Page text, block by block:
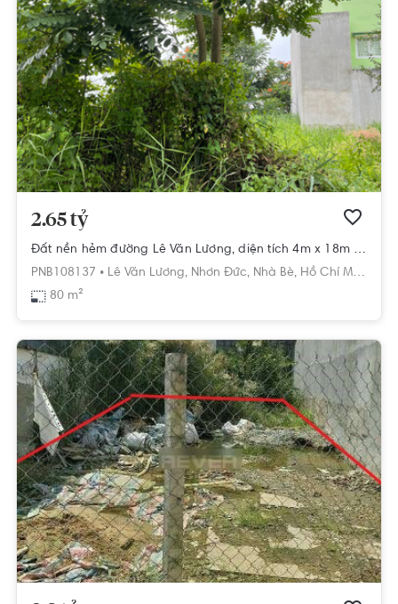
2.65 tỷ
Đất nền hẻm đường Lê Văn Lương, diện tích 4m x 18m vuông vắn.
PNB108137 • Lê Văn Lương, Nhơn Đức, Nhà Bè, Hồ Chí Minh
80 m²